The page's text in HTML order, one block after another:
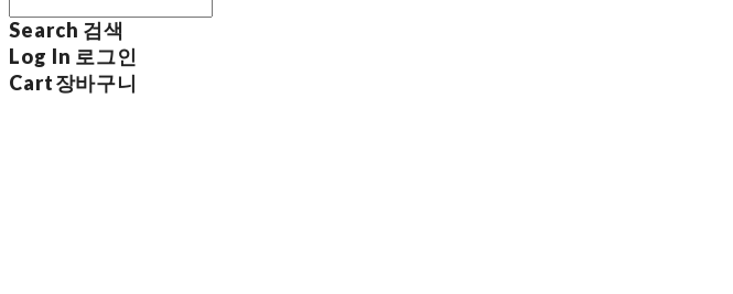
Search 검색
Log In 로그인
Cart장바구니